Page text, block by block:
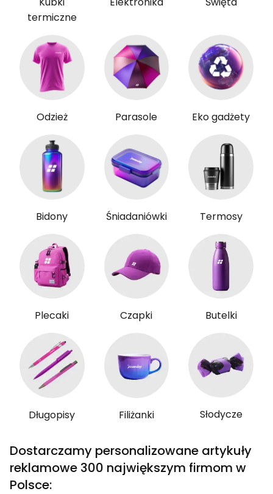
termiczne
Odzież Parasole Eko gadżety
Bidony Śniadaniówki Termosy
Plecaki Czapki Butelki
Długopisy Filiżanki Słodycze
Dostarczamy personalizowane artykuły
reklamowe 300 największym firmom w
Polsce: